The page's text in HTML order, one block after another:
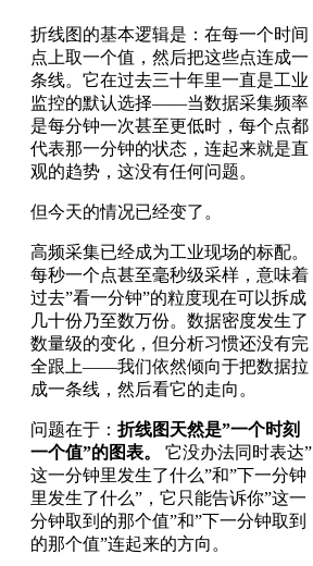
折线图的基本逻辑是：在每一个时间
点上取一个值，然后把这些点连成一
条线。它在过去三十年里一直是工业
监控的默认选择——当数据采集频率
是每分钟一次甚至更低时，每个点都
代表那一分钟的状态，连起来就是直
观的趋势，这没有任何问题。
但今天的情况已经变了。
高频采集已经成为工业现场的标配。
每秒一个点甚至毫秒级采样，意味着
过去”看一分钟”的粒度现在可以拆成
几十份乃至数万份。数据密度发生了
数量级的变化，但分析习惯还没有完
全跟上——我们依然倾向于把数据拉
成一条线，然后看它的走向。
问题在于： 折线图天然是”一个时刻
一个值”的图表。
它没办法同时表达”
这一分钟里发生了什么”和”下一分钟
里发生了什么”，它只能告诉你”这一
分钟取到的那个值”和”下一分钟取到
的那个值”连起来的方向。